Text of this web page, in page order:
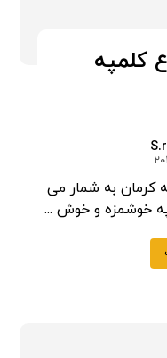
کلمپه
کرمان به شمار می
خوشمزه و خوش ...